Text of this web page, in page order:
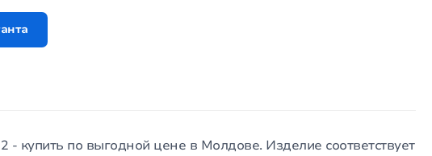
- купить по выгодной цене в Молдове. Изделие соответствует